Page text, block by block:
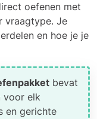
oefenen met
vraagtype. Je
en hoe je je
bevat
voor elk
en gerichte